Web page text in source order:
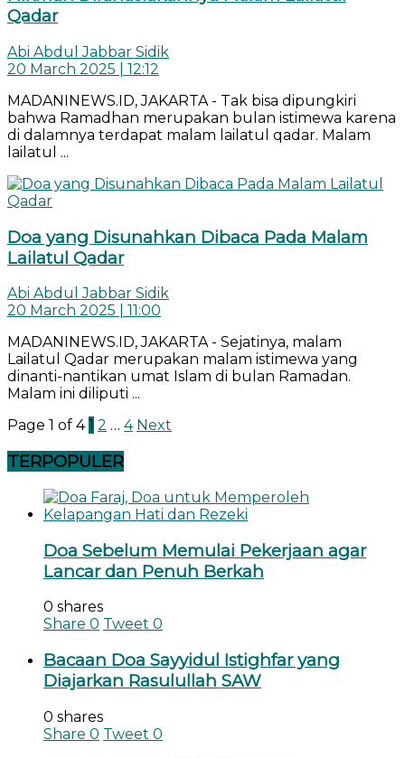
Qadar
Abi Abdul Jabbar Sidik
20 March 2025 | 12:12
MADANINEWS.ID, JAKARTA - Tak bisa dipungkiri
bahwa Ramadhan merupakan bulan istimewa karena
di dalamnya terdapat malam lailatul qadar. Malam
lailatul ...
Doa yang Disunahkan Dibaca Pada Malam
Lailatul Qadar
Abi Abdul Jabbar Sidik
20 March 2025 | 11:00
MADANINEWS.ID, JAKARTA - Sejatinya, malam
Lailatul Qadar merupakan malam istimewa yang
dinanti-nantikan umat Islam di bulan Ramadan.
Malam ini diliputi ...
Page 1 of 4 1 2 … 4 Next
TERPOPULER
Doa Sebelum Memulai Pekerjaan agar
Lancar dan Penuh Berkah
0 shares
Share 0 Tweet 0
Bacaan Doa Sayyidul Istighfar yang
Diajarkan Rasulullah SAW
0 shares
Share 0 Tweet 0